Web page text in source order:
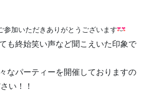
参加いただきありがとうございます
も終始笑い声など聞こえいた印象で
なパーティーを開催しておりますの
い！！